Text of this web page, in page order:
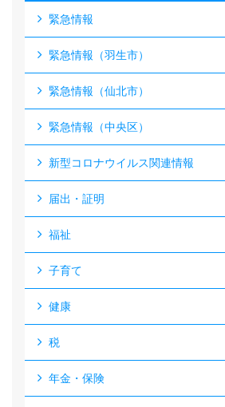
緊急情報
緊急情報（羽生市）
緊急情報（仙北市）
緊急情報（中央区）
新型コロナウイルス関連情報
届出・証明
福祉
子育て
健康
税
年金・保険